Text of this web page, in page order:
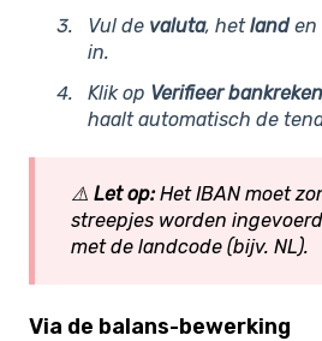
Vul de valuta, hetlanden
in.
Klik op Verifieer
haalt automatisch de
⚠️ Let op: HetIBAN moet
streepjes worden
met de landcode (bijv. NL).
Via de balans-bewerking